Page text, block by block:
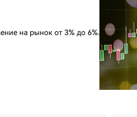
на рынок от 3% до 6%.